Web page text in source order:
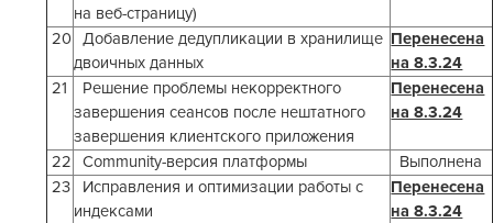
на веб-страницу)
20 Добавление дедупликации в хранилище
двоичных данных
Перенесена
на 8.3.24
21
Решение проблемы некорректного
завершения сеансов после нештатного
завершения клиентского приложения
Перенесена
на 8.3.24
22 Community-версия платформы
Выполнена
23
Исправления и оптимизации работы с
индексами
Перенесена
на 8.3.24